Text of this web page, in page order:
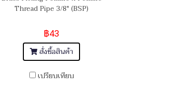
Thread Pipe 3/8" (BSP)
฿43
สั่งซื้อสินค้า
เปรียบเทียบ